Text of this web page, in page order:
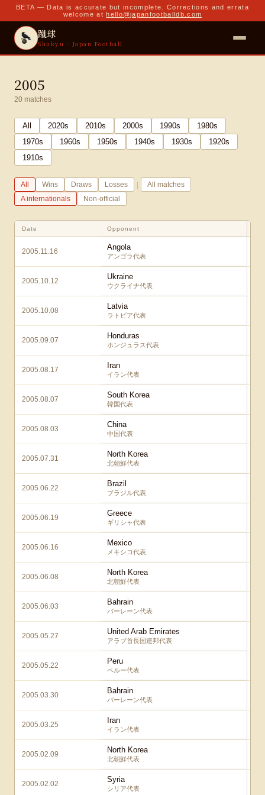
BETA — Data is accurate but incomplete. Corrections and errata
welcome at hello@japanfootballdb.com
蹴球
Shukyu · Japan Football
2005
20 matches
All 2020s 2010s 2000s 1990s 1980s
1970s 1960s 1950s 1940s 1930s 1920s
1910s
All Wins Draws Losses |
All matches
A internationals
Non-official
Date Opponent
2005.11.16 Angola
アンゴラ代表
2005.10.12 Ukraine
ウクライナ代表
2005.10.08 Latvia
ラトビア代表
2005.09.07 Honduras
ホンジュラス代表
2005.08.17 Iran
イラン代表
2005.08.07 South Korea
韓国代表
2005.08.03 China
中国代表
2005.07.31 North Korea
北朝鮮代表
2005.06.22 Brazil
ブラジル代表
2005.06.19 Greece
ギリシャ代表
2005.06.16 Mexico
メキシコ代表
2005.06.08 North Korea
北朝鮮代表
2005.06.03 Bahrain
バーレーン代表
2005.05.27 United Arab Emirates
アラブ首長国連邦代表
2005.05.22 Peru
ペルー代表
2005.03.30 Bahrain
バーレーン代表
2005.03.25 Iran
イラン代表
2005.02.09 North Korea
北朝鮮代表
2005.02.02 Syria
シリア代表